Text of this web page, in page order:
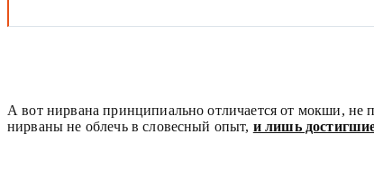
А вот нирвана принципиально отличается от мокши, не
нирваны не облечь в словесный опыт, и лишь